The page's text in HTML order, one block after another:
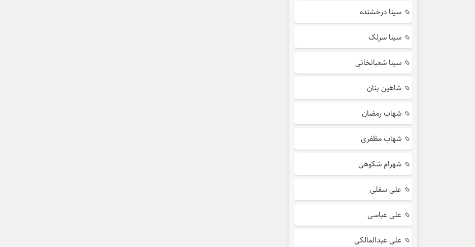
سینا درخشنده
سینا سرلک
سینا شعبانخانی
شاهین بنان
شهاب رمضان
شهاب مظفری
شهرام شکوهی
علی سفلی
علی عباسی
علی عبدالمالکی